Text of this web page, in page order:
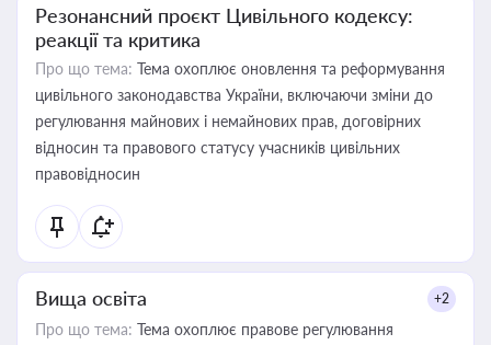
Резонансний проєкт Цивільного кодексу:
реакції та критика
Про що тема: Тема охоплює оновлення та реформування
цивільного законодавства України, включаючи зміни до
регулювання майнових і немайнових прав, договірних
відносин та правового статусу учасників цивільних
правовідносин
Вища освіта +2
Про що тема: Тема охоплює правове регулювання